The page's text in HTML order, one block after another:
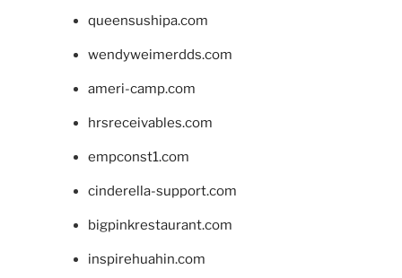
queensushipa.com
wendyweimerdds.com
ameri-camp.com
hrsreceivables.com
empconst1.com
cinderella-support.com
bigpinkrestaurant.com
inspirehuahin.com